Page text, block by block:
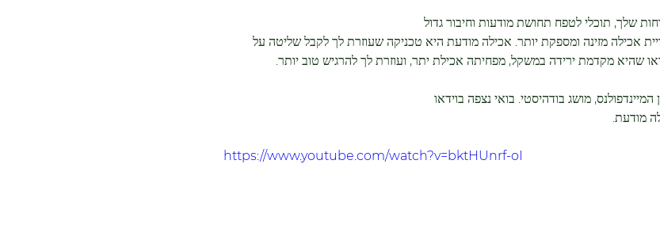
שלך, תוכלי לטפח תחושת מודעות וחיבור גדול
אכילה מזינה ומספקת יותר. אכילה מודעת היא טכניקה שעוזרת לך לקבל שליטה על
שהיא מקדמת ירידה במשקל, מפחיתה אכילת יתר, ועוזרת לך להרגיש טוב יותר.
מושג בודהיסטי. בואי נצפה בוידאו
מודעת.
https://www.youtube.com/watch?v=bktHUnrf-oI